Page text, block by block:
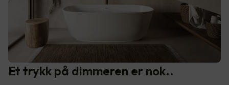
Et trykk på dimmeren er nok..